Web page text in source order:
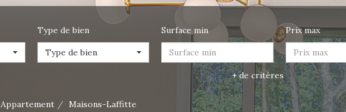
Type de bien
Type de bien
Surface min Prix max
+ de critères
Appartement Maisons-Laffitte